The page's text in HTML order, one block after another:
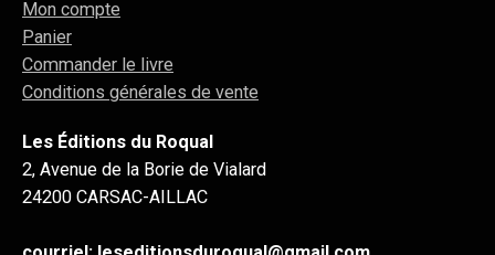
Mon compte
Panier
Commander le livre
Conditions générales de vente
Les Éditions du Roqual
2, Avenue de la Borie de Vialard
24200 CARSAC-AILLAC